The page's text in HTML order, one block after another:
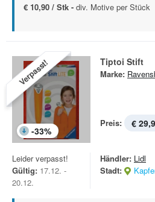
€ 10,90 / Stk - div. Motive per Stück
Verpasst!
-33%
Tiptoi Stift
Marke:
Preis: €
Leider verpasst!
Gültig: 17.12. -
20.12.
Händler: Lidl
Stadt: